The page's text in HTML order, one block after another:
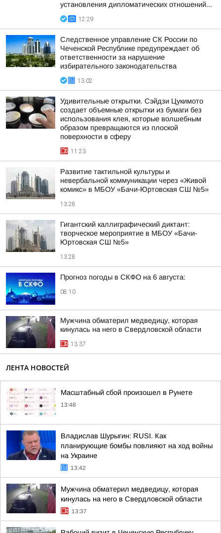
установления дипломатических отношений...
12:29
Следственное управление СК России по
Чеченской Республике предупреждает об
ответственности за нарушение
избирательного законодательства
13:02
Удивительные открытки. Сэйдзи Цукимото
создает объемные открытки из бумаги без
использования клея, которые волшебным
образом превращаются из плоской
поверхности в сферу
11:23
Развитие тактильной культуры и
невербальной коммуникации через «Живой
комикс» в МБОУ «Бачи-Юртовская СШ №5»
13:28
Гигантский каллиграфический диктант:
творческое мероприятие в МБОУ «Бачи-
Юртовская СШ №5»
13:28
Прогноз погоды в СКФО на 6 августа:
08:10
Мужчина обматерил медведицу, которая
кинулась на него в Свердловской области
13:37
ЛЕНТА НОВОСТЕЙ
Масштабный сбой произошел в Рунете
13:48
Владислав Шурыгин: RUSI. Как
планирующие бомбы повлияют на ход войны
на Украине
13:42
Мужчина обматерил медведицу, которая
кинулась на него в Свердловской области
13:37